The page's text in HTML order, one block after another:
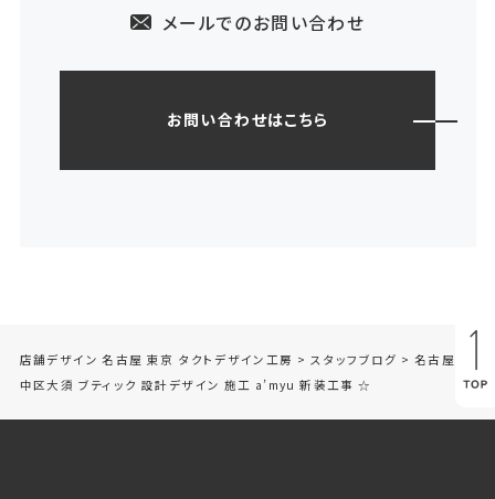
メールでのお問い合わせ
お問い合わせはこちら
店舗デザイン 名古屋 東京 タクトデザイン工房 > スタッフブログ > 名古屋市
中区大須 ブティック 設計デザイン 施工 a’myu 新装工事 ☆